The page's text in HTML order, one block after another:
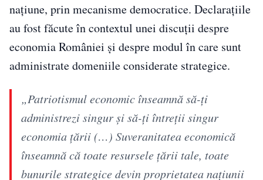
națiune, prin mecanisme democratice. Declarațiile
au fost făcute în contextul unei discuții despre
economia României și despre modul în care sunt
administrate domeniile considerate strategice.
„Patriotismul economic înseamnă să-ți
administrezi singur și să-ți întreții singur
economia țării (…) Suveranitatea economică
înseamnă că toate resursele țării tale, toate
bunurile strategice devin proprietatea națiunii